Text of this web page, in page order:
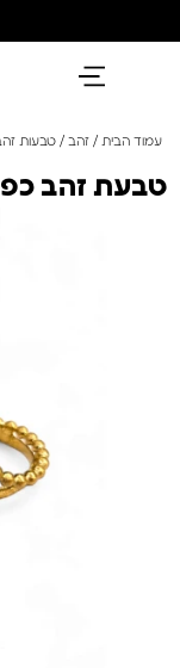
עמוד הבית / זהב / טבעות
טבעת זהב